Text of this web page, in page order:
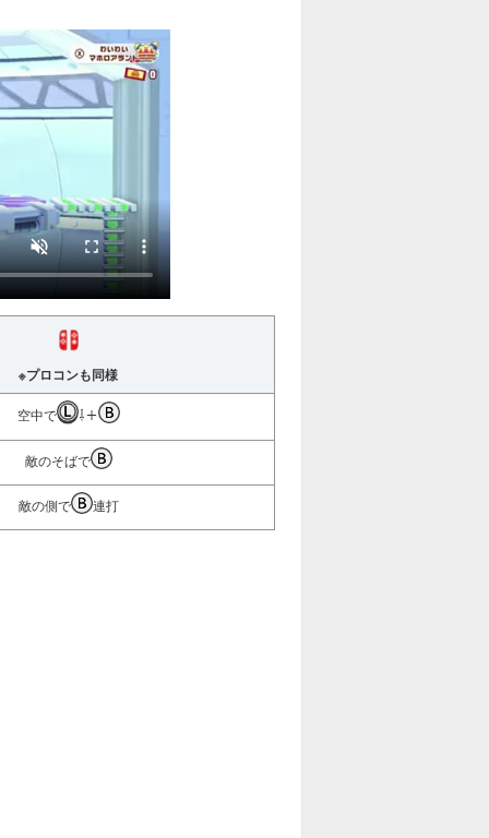
※プロコンも同様
空中で ⇩＋
敵のそばで
敵の側で 連打